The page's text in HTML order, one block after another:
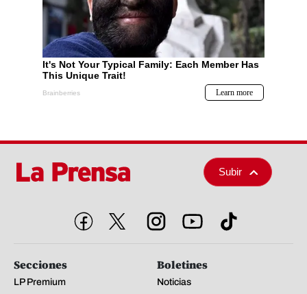
Subir
Secciones
LP Premium
Boletines
Noticias